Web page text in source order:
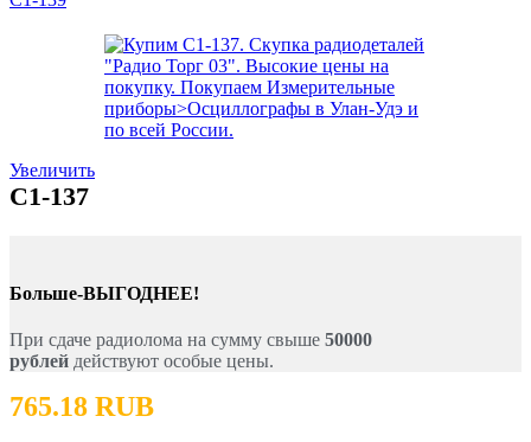
Увеличить
C1-137
Больше-ВЫГОДНЕЕ!
При сдаче радиолома на сумму свыше 50000
рублей действуют особые цены.
765.18 RUB